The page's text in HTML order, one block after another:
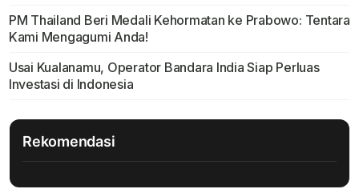
PM Thailand Beri Medali Kehormatan ke Prabowo: Tentara
Kami Mengagumi Anda!
Usai Kualanamu, Operator Bandara India Siap Perluas
Investasi di Indonesia
Rekomendasi